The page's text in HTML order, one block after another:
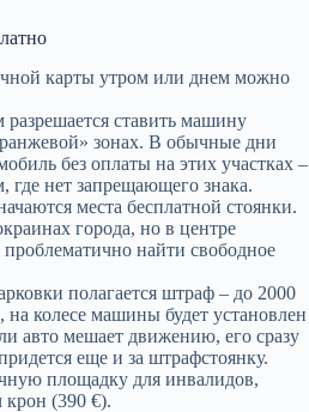
карты утром или днем можно
ставить машину
зонах. В обычные дни
без оплаты на этих участках –
где нет запрещающего знака.
места бесплатной стоянки.
города, но в центре
найти свободное
полагается штраф – до 2000
колесе машины будет установлен
авто мешает движению, его сразу
еще и за штрафстоянку.
площадку для инвалидов,
крон (390 €).